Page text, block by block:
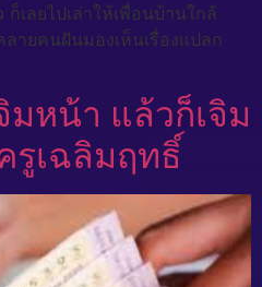
เลยไปเล่าให้เพื่อนบ้านใกล้
ายคนฝันมองเห็นเรื่องแปลก
มหน้า แล้วก็เจิม
เฉลิมฤทธิ์